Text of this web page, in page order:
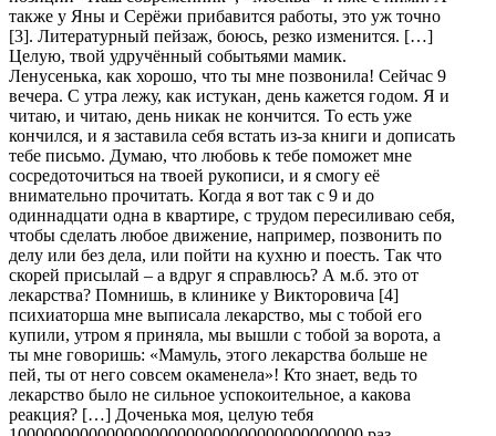
также у Яны и Серёжи прибавится работы, это уж точно
[3]. Литературный пейзаж, боюсь, резко изменится. […]
Целую, твой удручённый событьями мамик.
Ленусенька, как хорошо, что ты мне позвонила! Сейчас 9
вечера. С утра лежу, как истукан, день кажется годом. Я и
читаю, и читаю, день никак не кончится. То есть уже
кончился, и я заставила себя встать из-за книги и дописать
тебе письмо. Думаю, что любовь к тебе поможет мне
сосредоточиться на твоей рукописи, и я смогу её
внимательно прочитать. Когда я вот так с 9 и до
одиннадцати одна в квартире, с трудом пересиливаю себя,
чтобы сделать любое движение, например, позвонить по
делу или без дела, или пойти на кухню и поесть. Так что
скорей присылай – а вдруг я справлюсь? А м.б. это от
лекарства? Помнишь, в клинике у Викторовича [4]
психиаторша мне выписала лекарство, мы с тобой его
купили, утром я приняла, мы вышли с тобой за ворота, а
ты мне говоришь: «Мамуль, этого лекарства больше не
пей, ты от него совсем окаменела»! Кто знает, ведь то
лекарство было не сильное успокоительное, а какова
реакция? […] Доченька моя, целую тебя